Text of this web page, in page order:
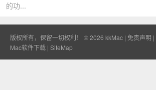
的功...
版权所有，保留一切权利！ © 2026 kkMac | 免责声明 |
Mac软件下载 | SiteMap